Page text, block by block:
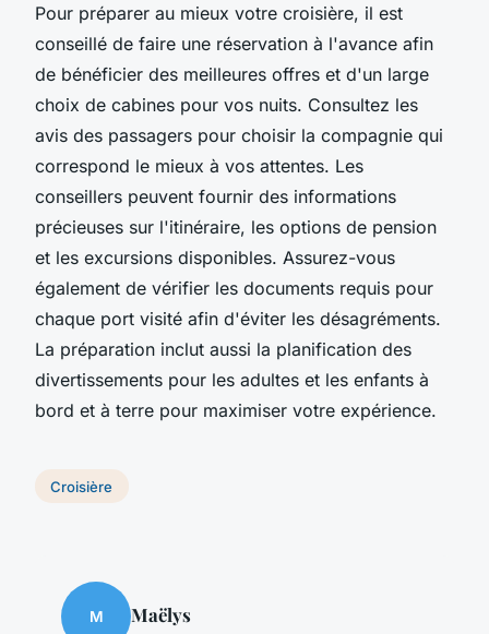
Pour préparer au mieux votre croisière, il est
conseillé de faire une réservation à l'avance afin
de bénéficier des meilleures offres et d'un large
choix de cabines pour vos nuits. Consultez les
avis des passagers pour choisir la compagnie qui
correspond le mieux à vos attentes. Les
conseillers peuvent fournir des informations
précieuses sur l'itinéraire, les options de pension
et les excursions disponibles. Assurez-vous
également de vérifier les documents requis pour
chaque port visité afin d'éviter les désagréments.
La préparation inclut aussi la planification des
divertissements pour les adultes et les enfants à
bord et à terre pour maximiser votre expérience.
Croisière
M Maëlys